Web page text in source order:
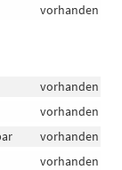
vorhanden
vorhanden
vorhanden
vorhanden
vorhanden